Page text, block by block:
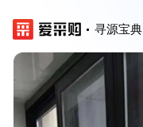
寻源宝典